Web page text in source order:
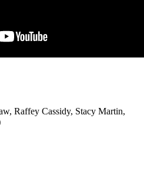
Raffey Cassidy, Stacy Martin,